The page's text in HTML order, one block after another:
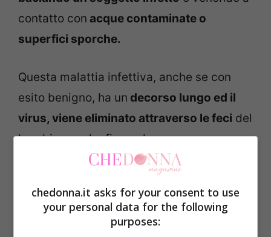
contatto con acque contaminate o
superfici sporche.
Questa malattia infettiva, anche se con
esito benigno, ha un decorso lungo ed il
virus, viene eliminato attraverso le feci del
bambino anche fino a dopo un mese
dall’avvenuto contagio.
Quali sono i sintomi
malattia infettiva Mani-Piedi-Bocca
chedonna.it asks for your consent to use
your personal data for the following
purposes: